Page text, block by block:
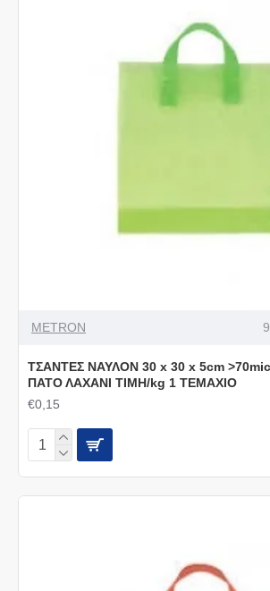
METRON
ΤΣΑΝΤΕΣ ΝΑΥΛΟΝ 30 x 30 x 5cm
ΠΑΤΟ ΛΑΧΑΝΙ ΤΙΜΗ/kg 1 ΤΕΜΑΧΙΟ
€0,15